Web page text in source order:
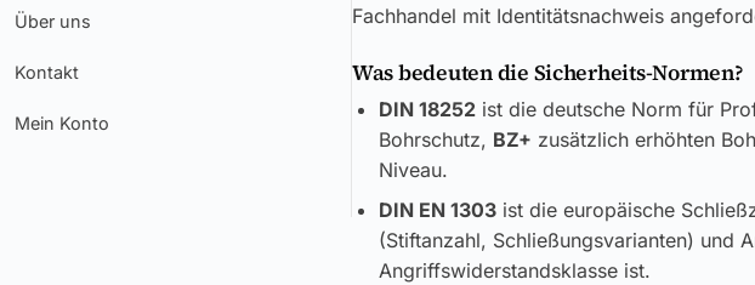
Über uns
Kontakt
Mein Konto
Fachhandel mit Identitätsnachweis
Was bedeuten die Sicherheits-Normen?
DIN 18252ist die deutsche Norm für
Bohrschutz, BZ+ zusätzlich erhöhten
Niveau.
DIN EN 1303ist die europäische
(Stiftanzahl, Schließungsvarianten) und
Angriffswiderstandsklasse ist.